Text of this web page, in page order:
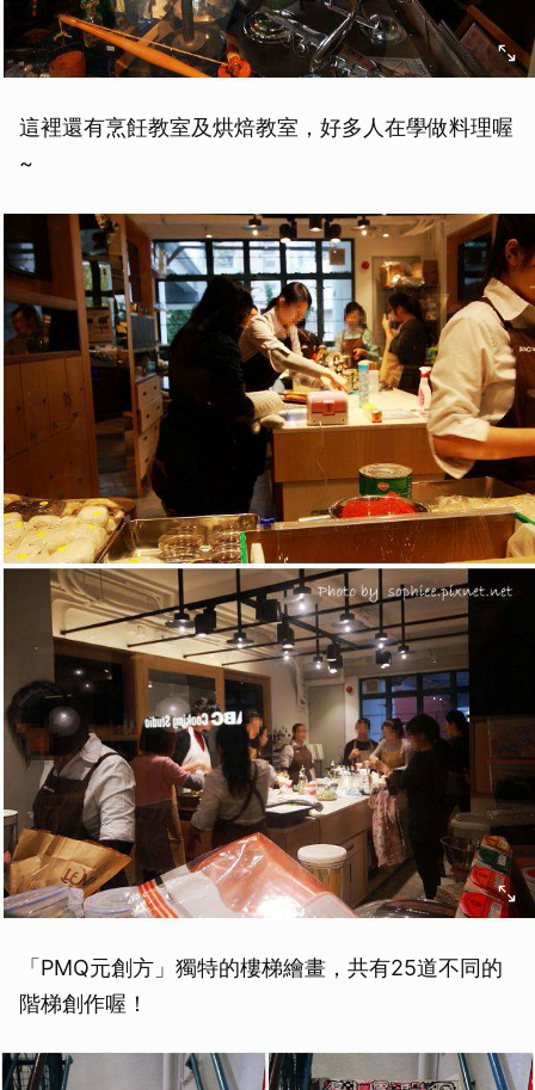
這裡還有烹飪教室及烘焙教室，好多人在學做料理喔
~
「PMQ元創方」獨特的樓梯繪畫，共有25道不同的
階梯創作喔！